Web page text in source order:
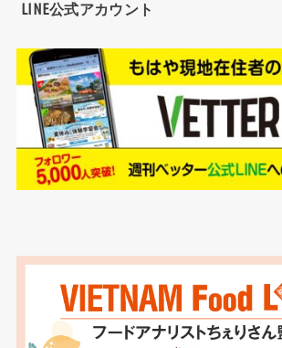
LINE公式アカウント